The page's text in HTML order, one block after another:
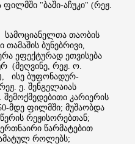
"ბაში-აჩუკი" (რეჟ.
სამოციანელთა თაობის
ბუნებრივი,
ეფექტურად ეთვისება
(მეღვინე, რეჟ. ო.
ისე ბუფონადურ-
ე. შენგელაიას
კარიერის
მდე ფილმში; მუშაობდა
რეჟისორებთან;
წარმატებით
როლებს;